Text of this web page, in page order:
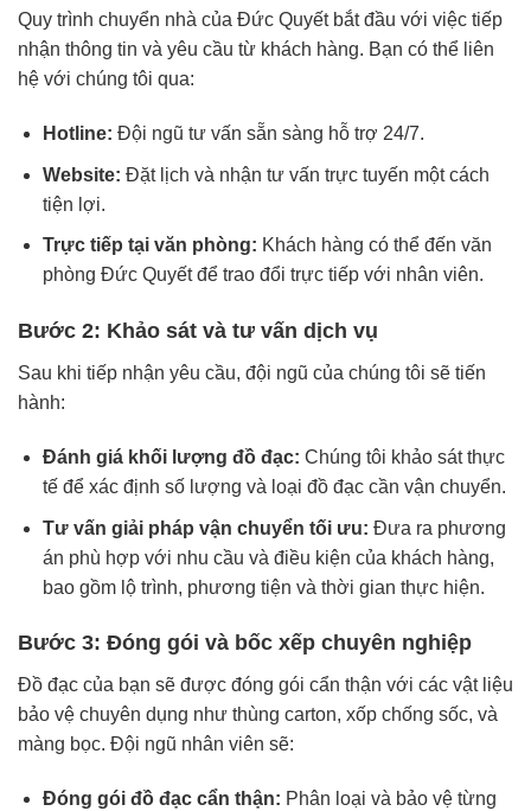
Quy trình chuyển nhà của Đức Quyết bắt đầu với việc tiếp
nhận thông tin và yêu cầu từ khách hàng. Bạn có thể liên
hệ với chúng tôi qua:
Hotline: Đội ngũ tư vấn sẵn sàng hỗ trợ 24/7.
Website: Đặt lịch và nhận tư vấn trực tuyến một cách
tiện lợi.
Trực tiếp tại văn phòng: Khách hàng có thể đến văn
phòng Đức Quyết để trao đổi trực tiếp với nhân viên.
Bước 2: Khảo sát và tư vấn dịch vụ
Sau khi tiếp nhận yêu cầu, đội ngũ của chúng tôi sẽ tiến
hành:
Đánh giá khối lượng đồ đạc: Chúng tôi khảo sát thực
tế để xác định số lượng và loại đồ đạc cần vận chuyển.
Tư vấn giải pháp vận chuyển tối ưu: Đưa ra phương
án phù hợp với nhu cầu và điều kiện của khách hàng,
bao gồm lộ trình, phương tiện và thời gian thực hiện.
Bước 3: Đóng gói và bốc xếp chuyên nghiệp
Đồ đạc của bạn sẽ được đóng gói cẩn thận với các vật liệu
bảo vệ chuyên dụng như thùng carton, xốp chống sốc, và
màng bọc. Đội ngũ nhân viên sẽ:
Đóng gói đồ đạc cẩn thận: Phân loại và bảo vệ từng